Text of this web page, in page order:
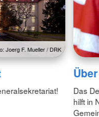
Joerg F. Mueller / DRK
Das
hilft in